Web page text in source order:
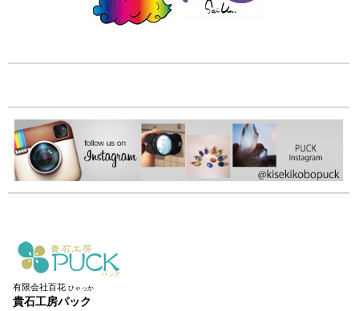
有限会社百花ひゃっか
貴石工房パック